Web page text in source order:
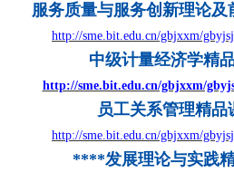
服务质量与服务创新理论及
http://sme.bit.edu.cn/gbjxxm/
中级计量经济学精
http://sme.bit.edu.cn/gbjxxm/
员工关系管理精品
http://sme.bit.edu.cn/gbjxxm/
****发展理论与实践